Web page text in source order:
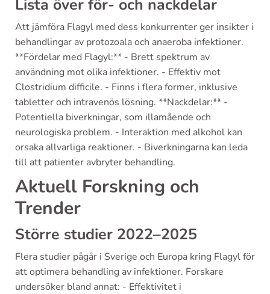
Lista över för- och nackdelar
Att jämföra Flagyl med dess konkurrenter ger insikter i
behandlingar av protozoala och anaeroba infektioner.
**Fördelar med Flagyl:** - Brett spektrum av
användning mot olika infektioner. - Effektiv mot
Clostridium difficile. - Finns i flera former, inklusive
tabletter och intravenös lösning. **Nackdelar:** -
Potentiella biverkningar, som illamående och
neurologiska problem. - Interaktion med alkohol kan
orsaka allvarliga reaktioner. - Biverkningarna kan leda
till att patienter avbryter behandling.
Aktuell Forskning och
Trender
Större studier 2022–2025
Flera studier pågår i Sverige och Europa kring Flagyl för
att optimera behandling av infektioner. Forskare
undersöker bland annat: - Effektivitet i